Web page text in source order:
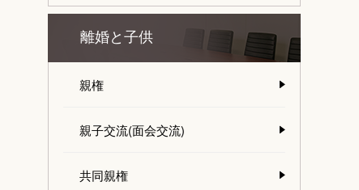
離婚と子供
親権
親子交流(面会交流)
共同親権